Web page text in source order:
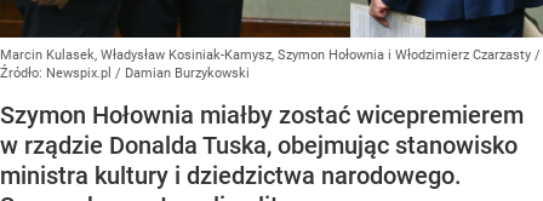
Marcin Kulasek, Władysław Kosiniak-Kamysz, Szymon Hołownia i Włodzimierz Czarzasty /
Źródło: Newspix.pl / Damian Burzykowski
Szymon Hołownia miałby zostać wicepremierem
w rządzie Donalda Tuska, obejmując stanowisko
ministra kultury i dziedzictwa narodowego.